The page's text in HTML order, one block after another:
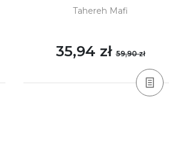
Tahereh Mafi
35,94 zł59,90 zł